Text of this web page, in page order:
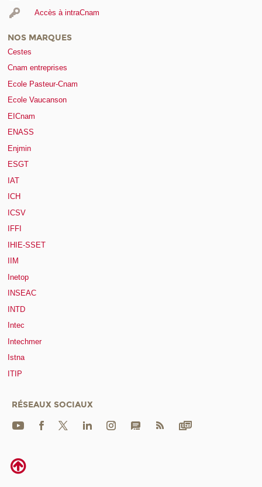
Accès à intraCnam
NOS MARQUES
Cestes
Cnam entreprises
Ecole Pasteur-Cnam
Ecole Vaucanson
EICnam
ENASS
Enjmin
ESGT
IAT
ICH
ICSV
IFFI
IHIE-SSET
IIM
Inetop
INSEAC
INTD
Intec
Intechmer
Istna
ITIP
RÉSEAUX SOCIAUX